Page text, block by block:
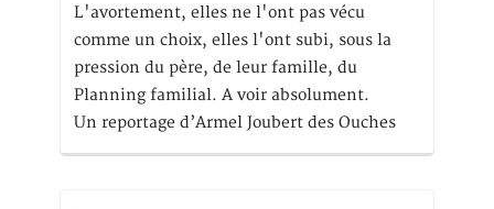
L'avortement, elles ne l'ont pas vécu
comme un choix, elles l'ont subi, sous la
pression du père, de leur famille, du
Planning familial. A voir absolument.
Un reportage d’Armel Joubert des Ouches